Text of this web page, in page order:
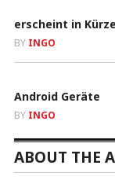
erscheint in Kürze
BY INGO
Android Geräte
BY INGO
ABOUT THE